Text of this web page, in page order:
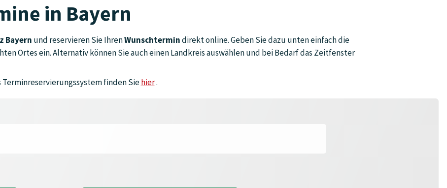
in Bayern
Bayern und reservieren Sie IhrenWunschtermindirekt online. Geben Sie dazu unten einfach die
Ortes ein. Alternativ können Sie auch einen Landkreis auswählen und bei Bedarf das Zeitfenster
finden Siehier.